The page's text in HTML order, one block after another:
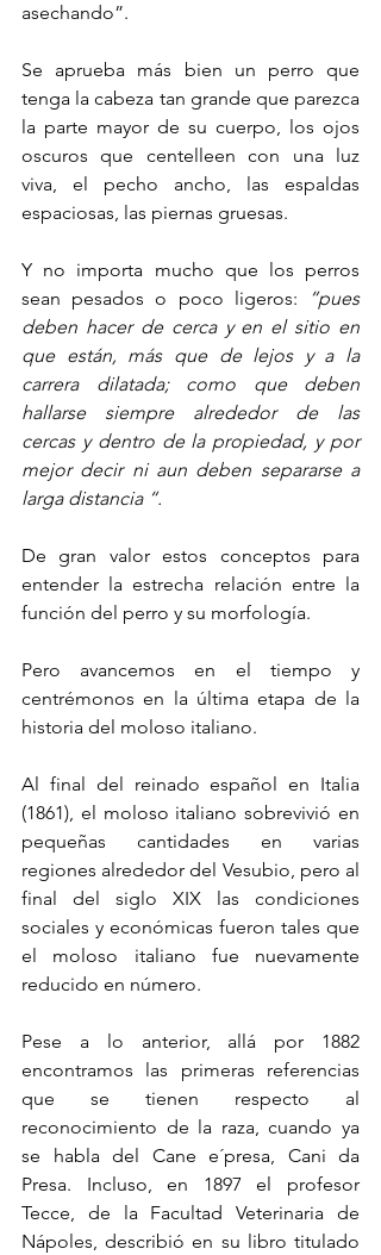
asechando”.
Se aprueba más bien un perro que
tenga la cabeza tan grande que parezca
la parte mayor de su cuerpo, los ojos
oscuros que centelleen con una luz
viva, el pecho ancho, las espaldas
espaciosas, las piernas gruesas.
Y no importa mucho que los perros
sean pesados o poco ligeros:
“pues
deben hacer de cerca y en el sitio en
que están, más que de lejos y a la
carrera dilatada; como que deben
hallarse siempre alrededor de las
cercas y dentro de la propiedad, y por
mejor decir ni aun deben separarse a
larga distancia “.
De gran valor estos conceptos para
entender la estrecha relación entre la
función del perro y su morfología.
Pero avancemos en el tiempo y
centrémonos en la última etapa de la
historia del moloso italiano.
Al final del reinado español en Italia
(1861), el moloso italiano sobrevivió en
pequeñas cantidades en varias
regiones alrededor del Vesubio, pero al
final del siglo XIX las condiciones
sociales y económicas fueron tales que
el moloso italiano fue nuevamente
reducido en número.
Pese a lo anterior, allá por 1882
encontramos las primeras referencias
que se tienen respecto al
reconocimiento de la raza, cuando ya
se habla del Cane e´presa, Cani da
Presa. Incluso, en 1897 el profesor
Tecce, de la Facultad Veterinaria de
Nápoles, describió en su libro titulado